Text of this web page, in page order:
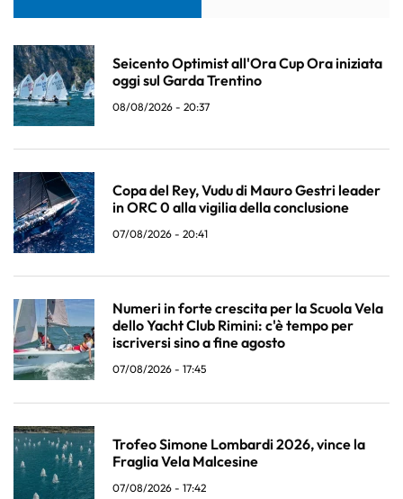
Seicento Optimist all'Ora Cup Ora iniziata
oggi sul Garda Trentino
08/08/2026 - 20:37
Copa del Rey, Vudu di Mauro Gestri leader
in ORC 0 alla vigilia della conclusione
07/08/2026 - 20:41
Numeri in forte crescita per la Scuola Vela
dello Yacht Club Rimini: c'è tempo per
iscriversi sino a fine agosto
07/08/2026 - 17:45
Trofeo Simone Lombardi 2026, vince la
Fraglia Vela Malcesine
07/08/2026 - 17:42